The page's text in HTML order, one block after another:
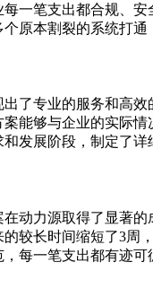
一笔支出都合规、
原本割裂的系统打
了专业的服务和高
能够与企业的实际
发展阶段，制定了
动力源取得了显著
较长时间缩短了3
每一笔支出都有迹